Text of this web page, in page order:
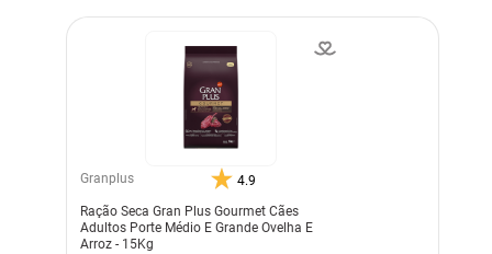
Granplus 4.9
Ração Seca Gran Plus Gourmet Cães
Adultos Porte Médio E Grande Ovelha E
Arroz - 15Kg